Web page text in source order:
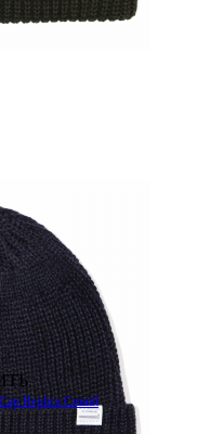
Replica Синий